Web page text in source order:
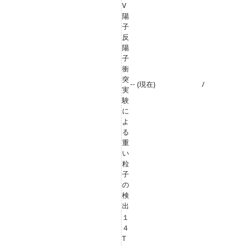
V
陽
子
反
陽
子
衝
突
実
験
に
よ
る
重
い
粒
子
の
検
出
-- (現在) /
１
４
T